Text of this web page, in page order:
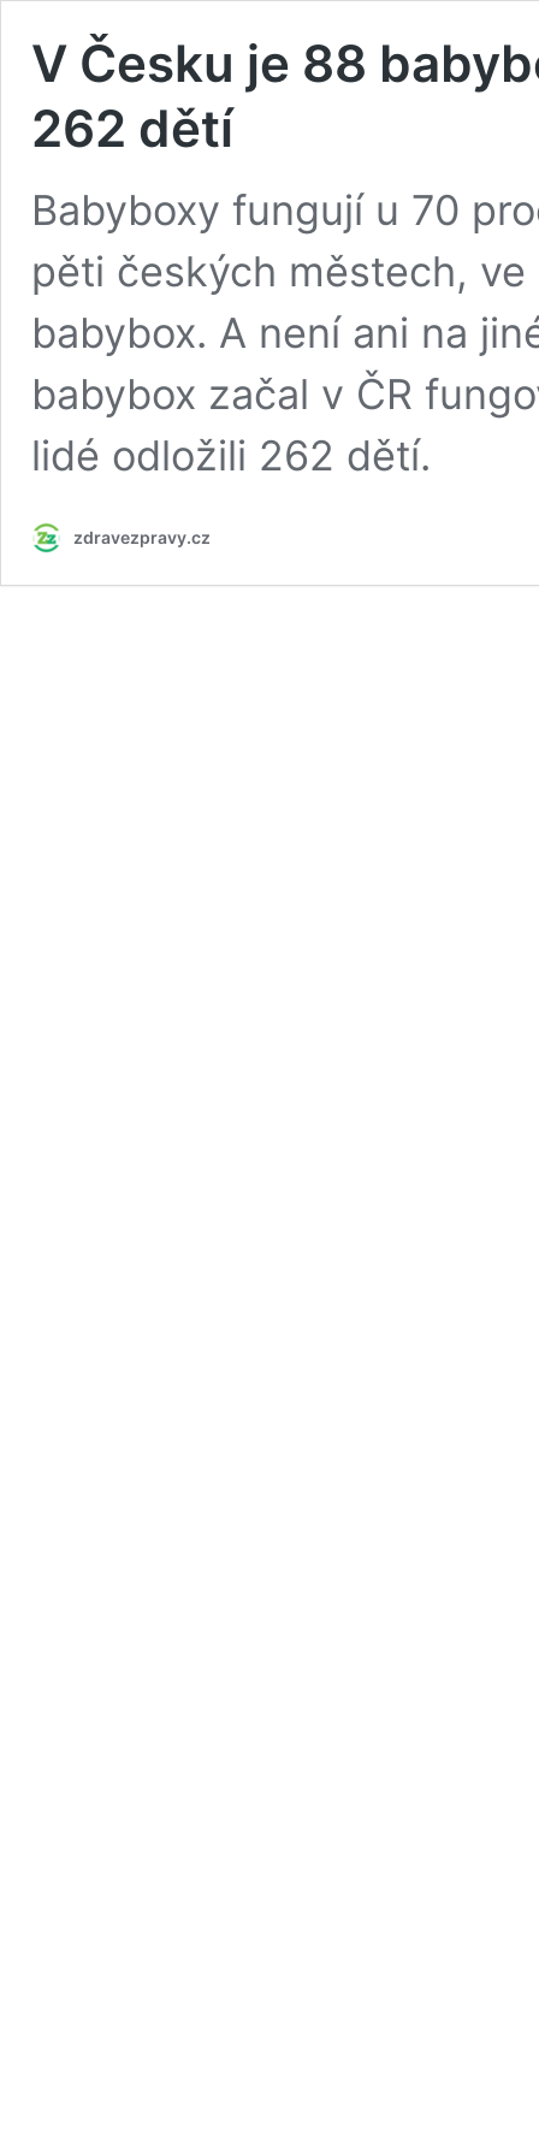
V Česku je 88
262 dětí
Babyboxy fungují u 70
pěti českých městech,
babybox. A není ani na
babybox začal v ČR
lidé odložili 262 dětí.
zdravezpravy.cz